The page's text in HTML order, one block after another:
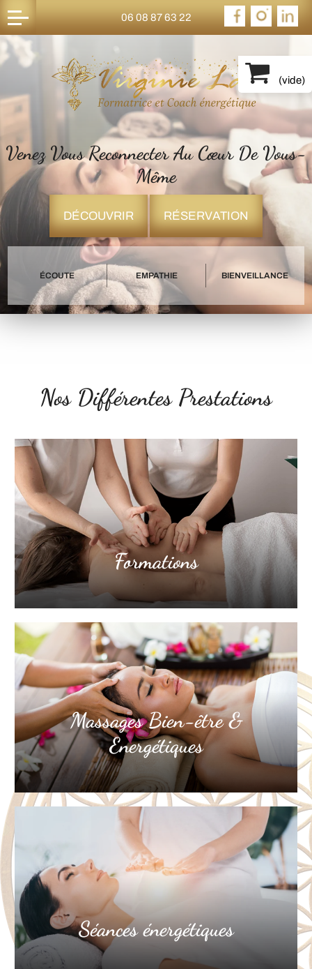
06 08 87 63 22
(vide)
Venez Vous Reconnecter Au Cœur De Vous-
Même
DÉCOUVRIR RÉSERVATION
ÉCOUTE EMPATHIE BIENVEILLANCE
Nos Différentes Prestations
Formations
Massages Bien-être &
Energétiques
Séances énergétiques